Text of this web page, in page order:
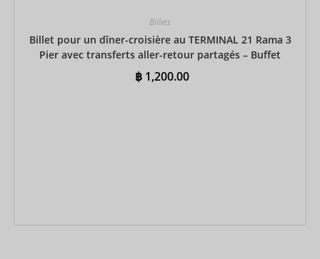
Billets
Billet pour un dîner-croisière au TERMINAL 21 Rama 3
Pier avec transferts aller-retour partagés – Buffet
indien
฿ 1,200.00